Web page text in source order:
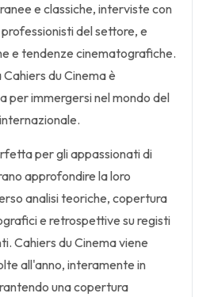
e classiche, interviste con
del settore, e
e tendenze cinematografiche.
du Cinema è
per immergersi nel mondo del
per gli appassionati di
approfondire la loro
analisi teoriche, copertura
e retrospettive su registi
Cahiers du Cinema viene
all'anno, interamente in
una copertura